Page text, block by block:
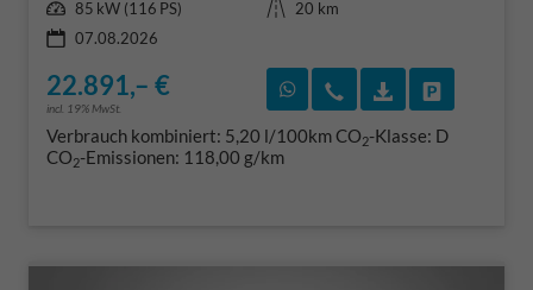
Leistung 85 kW (116 PS) Kilometerstand
20 km
07.08.2026
22.891,– €
incl. 19% MwSt.
Rückruf vereinbaren
Wir rufen Sie an
Verbrauch kombiniert: 5,20 l/100kmCO2-Klasse: D
CO2-Emissionen: 118,00 g/km